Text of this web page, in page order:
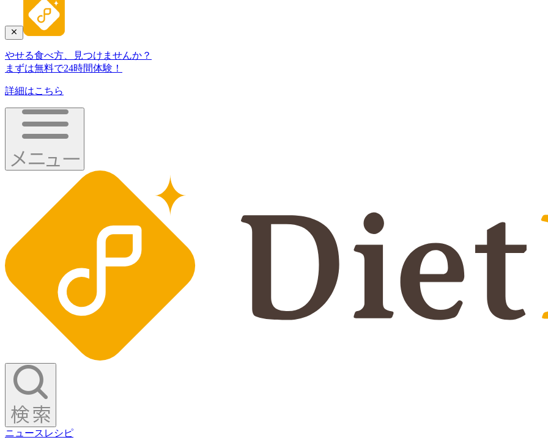
やせる食べ方、見つけませんか？
まずは無料で24時間体験！
詳細はこちら
ニュース レシピ